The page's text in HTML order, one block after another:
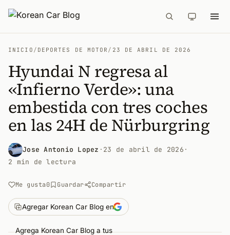
INICIO / DEPORTES DE MOTOR / 23 DE ABRIL DE 2026
Hyundai N regresa al
«Infierno Verde»: una
embestida con tres coches
en las 24H de Nürburgring
Jose Antonio Lopez · 23 de abril de 2026 ·
2 min de lectura
Me gusta0 Guardar Compartir
Agregar Korean Car Blog en
Agrega Korean Car Blog a tus